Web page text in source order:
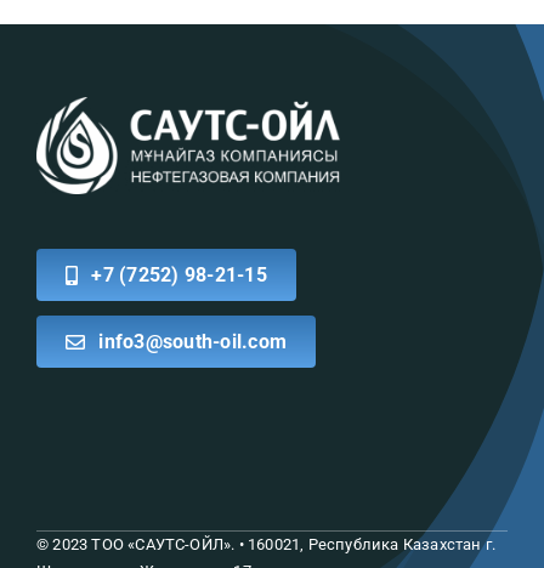
+7 (7252) 98-21-15
info3@south-oil.com
© 2023 ТОО «САУТС-ОЙЛ». • 160021, Республика Казахстанг.